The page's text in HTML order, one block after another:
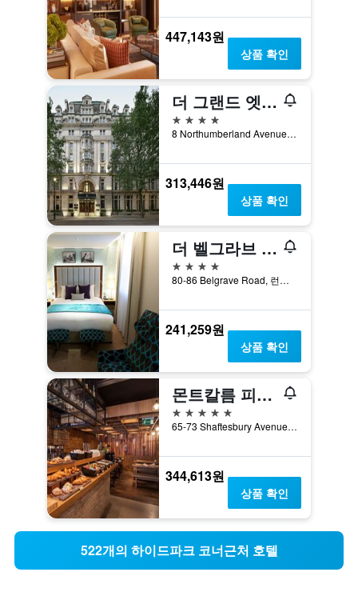
447,143원
상품 확인
더 그랜드 엣 트라팔가르 스퀘어
4성급
8 Northumberland Avenue, 런던, 영국
313,446원
상품 확인
더 벨그라브 호텔
4성급
80-86 Belgrave Road, 런던, 영국
241,259원
상품 확인
몬트칼름 피카딜리 타운하우스, 런던 웨스트 엔드
5성급
65-73 Shaftesbury Avenue, 런던, 영국
344,613원
상품 확인
522개의 하이드파크 코너근처 호텔